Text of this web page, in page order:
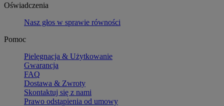
Oświadczenia
Nasz głos w sprawie równości
Pomoc
Pielęgnacja & Użytkowanie
Gwarancja
FAQ
Dostawa & Zwroty
Skontaktuj się z nami
Prawo odstąpienia od umowy